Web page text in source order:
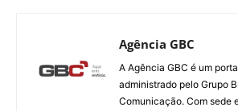
Agência GBC
A Agência GBC é um
administrado pelo Grupo
Comunicação. Com sede